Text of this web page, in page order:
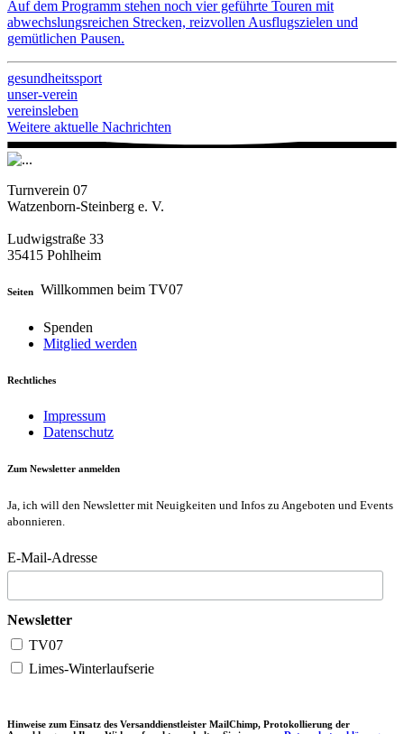
Willkommen beim TV07
Auf dem Programm stehen noch vier geführte Touren mit
abwechslungsreichen Strecken, reizvollen Ausflugszielen und
gemütlichen Pausen.
gesundheitssport
unser-verein
vereinsleben
Weitere aktuelle Nachrichten
Turnverein 07
Watzenborn-Steinberg e. V.
Ludwigstraße 33
35415 Pohlheim
Seiten
Spenden
Mitglied werden
Rechtliches
Impressum
Datenschutz
Zum Newsletter anmelden
Ja, ich will den Newsletter mit Neuigkeiten und Infos zu Angeboten und Events
abonnieren.
E-Mail-Adresse
Newsletter
TV07
Limes-Winterlaufserie
Hinweise zum Einsatz des Versanddienstleister MailChimp, Protokollierung der